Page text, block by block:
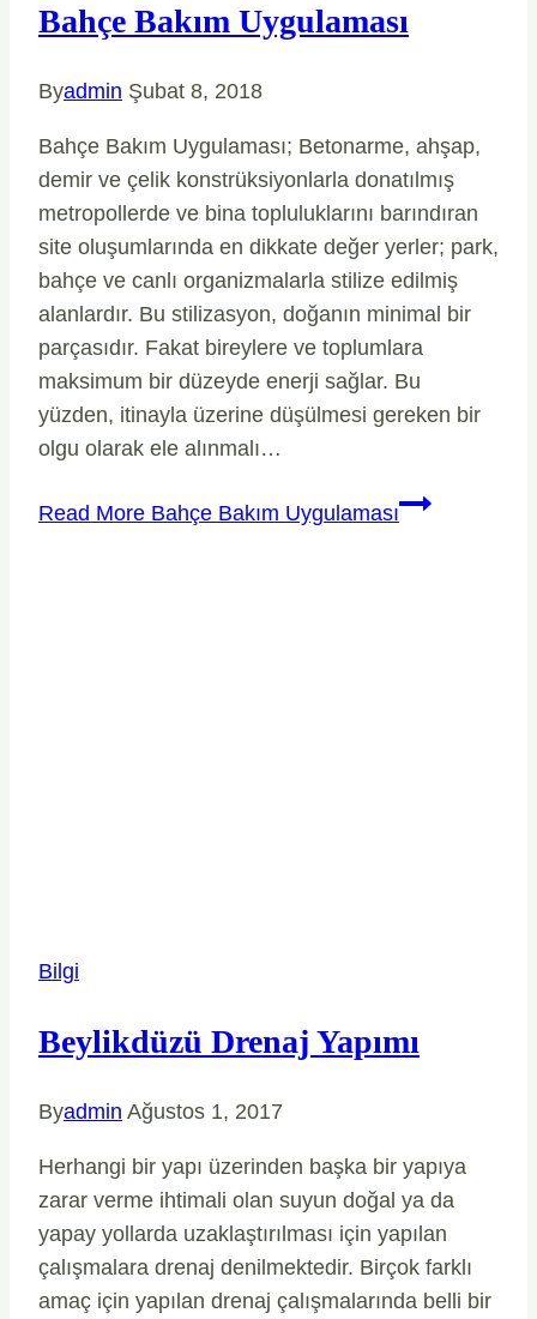
Bahçe Bakım Uygulaması
Byadmin Şubat 8, 2018
Bahçe Bakım Uygulaması; Betonarme, ahşap,
demir ve çelik konstrüksiyonlarla donatılmış
metropollerde ve bina topluluklarını barındıran
site oluşumlarında en dikkate değer yerler; park,
bahçe ve canlı organizmalarla stilize edilmiş
alanlardır. Bu stilizasyon, doğanın minimal bir
parçasıdır. Fakat bireylere ve toplumlara
maksimum bir düzeyde enerji sağlar. Bu
yüzden, itinayla üzerine düşülmesi gereken bir
olgu olarak ele alınmalı…
Read More Bahçe Bakım Uygulaması
Bilgi
Beylikdüzü Drenaj Yapımı
Byadmin Ağustos 1, 2017
Herhangi bir yapı üzerinden başka bir yapıya
zarar verme ihtimali olan suyun doğal ya da
yapay yollarda uzaklaştırılması için yapılan
çalışmalara drenaj denilmektedir. Birçok farklı
amaç için yapılan drenaj çalışmalarında belli bir